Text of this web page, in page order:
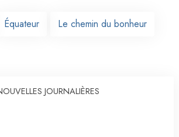
Équateur Le chemin du bonheur
JOURNALIÈRES